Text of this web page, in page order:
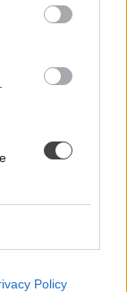
Sie können
zu dieser
Policy
als auch im
zahlreiche
Als Beispiele